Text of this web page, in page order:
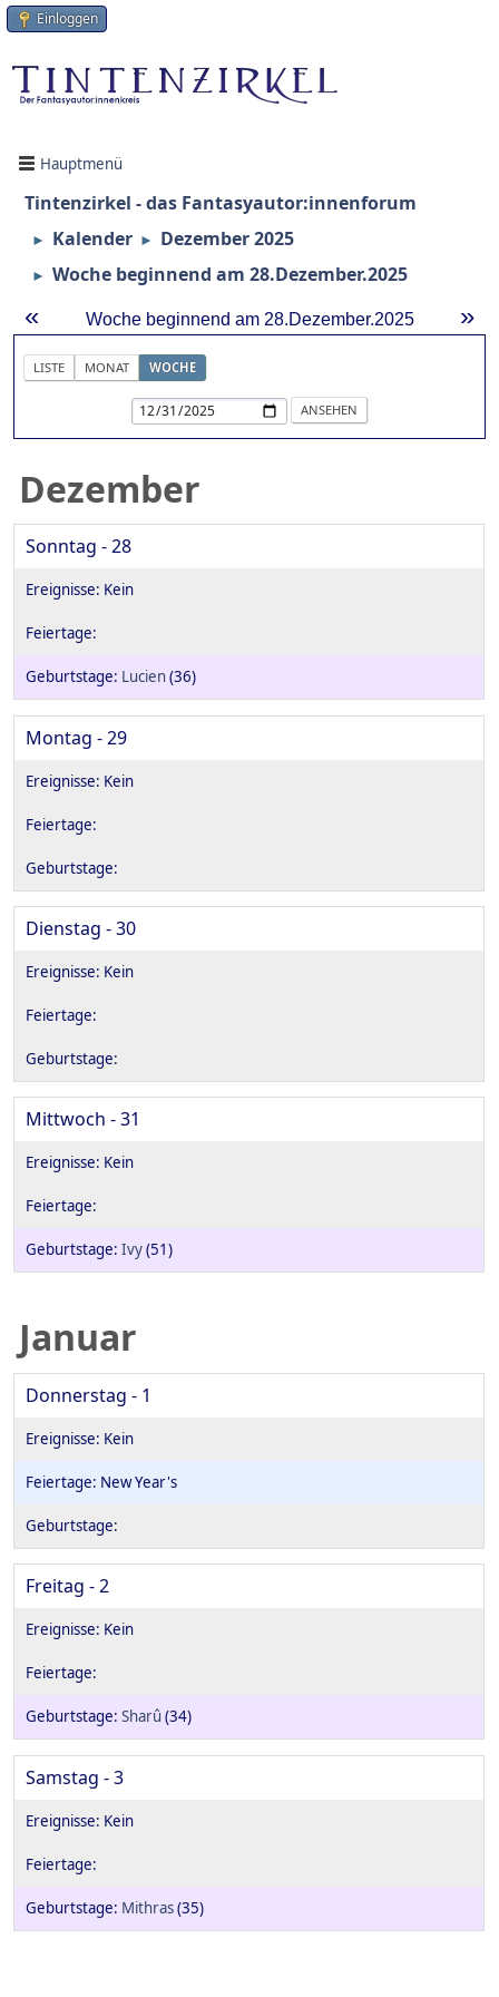
Einloggen
Hauptmenü
Tintenzirkel - das Fantasyautor:innenforum
► Kalender ► Dezember 2025
► Woche beginnend am 28.Dezember.2025
« »
Woche beginnend am 28.Dezember.2025
LISTE MONAT WOCHE
Dezember
Sonntag - 28
Lucien(36)
Montag - 29
Dienstag - 30
Mittwoch - 31
Ivy(51)
Januar
Donnerstag - 1
New Year's
Freitag - 2
Sharû (34)
Samstag - 3
Mithras(35)